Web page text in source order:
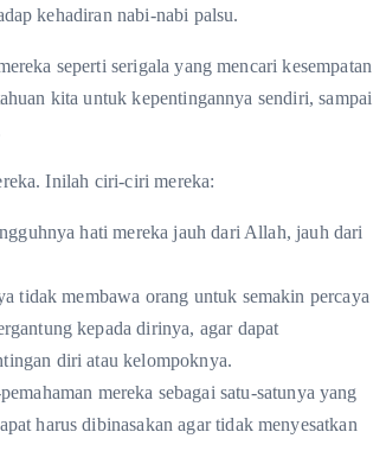
kehadiran nabi-nabi palsu.
seperti serigala yang mencari kesempatan
kita untuk kepentingannya sendiri, sampai
Inilah ciri-ciri mereka:
hati mereka jauh dari Allah, jauh dari
tidak membawa orang untuk semakin percaya
kepada dirinya, agar dapat
diri atau kelompoknya.
mereka sebagai satu-satunya yang
harus dibinasakan agar tidak menyesatkan